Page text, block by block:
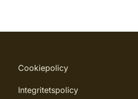
Cookiepolicy
Integritetspolicy